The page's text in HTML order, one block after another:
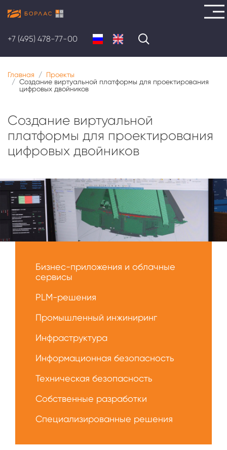
основному
содержанию
+7 (495) 478-77-00
Главная
Проекты
Создание виртуальной платформы для проектирования
цифровых двойников
Создание виртуальной
платформы для проектирования
цифровых двойников
Бизнес-приложения и облачные
сервисы
PLM-решения
Промышленный инжиниринг
Инфраструктура
Информационная безопасность
Техническая безопасность
Собственные разработки
Специализированные решения